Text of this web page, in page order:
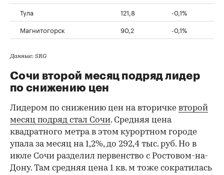
Тула
121,8
-0,1%
Магнитогорск
90,2 -0,1%
Данные: SRG
Сочи второй месяц подряд лидер
по снижению цен
Лидером по снижению цен на вторичке второй
месяц подряд стал Сочи. Средняя цена
квадратного метра в этом курортном городе
упала за месяц на 1,2%, до 292,4 тыс. руб. Но в
июле Сочи разделил первенство с Ростовом-на-
Дону. Там средняя цена 1 кв. м тоже сократилась